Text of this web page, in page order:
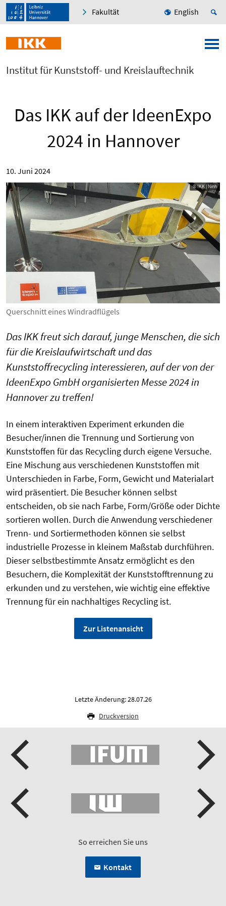
Fakultät English
Institut für Kunststoff- und Kreislauftechnik
Das IKK auf der IdeenExpo
2024 in Hannover
10. Juni 2024
© IKK | Ninh
Querschnitt eines Windradflügels
Das IKK freut sich darauf, junge Menschen, die sich
für die Kreislaufwirtschaft und das
Kunststoffrecycling interessieren, auf der von der
IdeenExpo GmbH organisierten Messe 2024 in
Hannover zu treffen!
In einem interaktiven Experiment erkunden die
Besucher/innen die Trennung und Sortierung von
Kunststoffen für das Recycling durch eigene Versuche.
Eine Mischung aus verschiedenen Kunststoffen mit
Unterschieden in Farbe, Form, Gewicht und Materialart
wird präsentiert. Die Besucher können selbst
entscheiden, ob sie nach Farbe, Form/Größe oder Dichte
sortieren wollen. Durch die Anwendung verschiedener
Trenn- und Sortiermethoden können sie selbst
industrielle Prozesse in kleinem Maßstab durchführen.
Dieser selbstbestimmte Ansatz ermöglicht es den
Besuchern, die Komplexität der Kunststofftrennung zu
erkunden und zu verstehen, wie wichtig eine effektive
Trennung für ein nachhaltiges Recycling ist.
Zur Listenansicht
Letzte Änderung: 28.07.26
Druckversion
So erreichen Sie uns
Kontakt